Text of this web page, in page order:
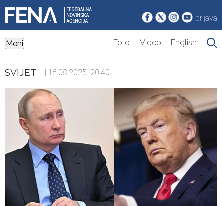
prijava
Meni Foto Video English
SVIJET | 15.08.2025. 20:40 |